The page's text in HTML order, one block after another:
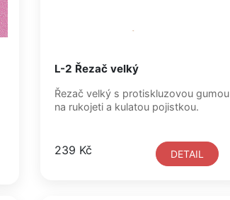
L-2 Řezač velký
Řezač velký s protiskluzovou gumou
na rukojeti a kulatou pojistkou.
239 Kč DETAIL